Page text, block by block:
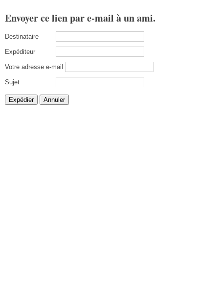
Envoyer ce lien par e-mail à un ami.
Destinataire
Expéditeur
Votre adresse e-mail
Sujet
Expédier Annuler